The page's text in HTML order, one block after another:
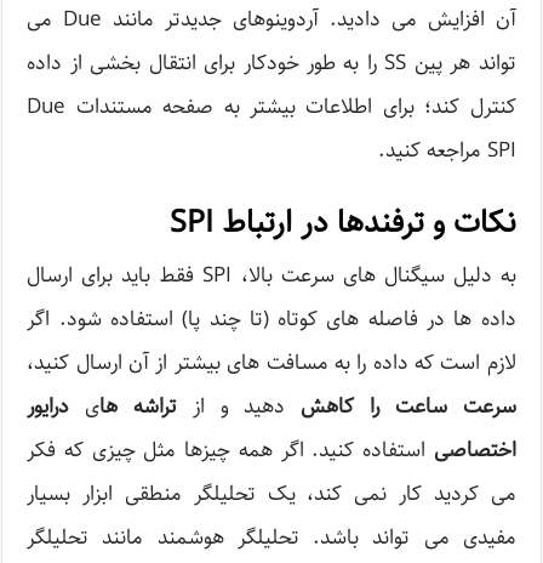
آن افزایش می دادید. آردوینوهای جدیدتر مانند Due می
تواند هر پین SS را به طور خودکار برای انتقال بخشی از داده
کنترل کند؛ برای اطلاعات بیشتر به صفحه مستندات Due
SPI مراجعه کنید.
نکات و ترفندها در ارتباط SPI
به دلیل سیگنال های سرعت بالا، SPI فقط باید برای ارسال
داده ها در فاصله های کوتاه (تا چند پا) استفاده شود. اگر
لازم است که داده را به مسافت های بیشتر از آن ارسال کنید،
سرعت ساعت را کاهش دهید و ازتراشه های درایور
اختصاصی استفاده کنید. اگر همه چیزها مثل چیزی که فکر
می کردید کار نمی کند، یک تحلیلگر منطقی ابزار بسیار
مفیدی می تواند باشد. تحلیلگر هوشمند مانند تحلیلگر